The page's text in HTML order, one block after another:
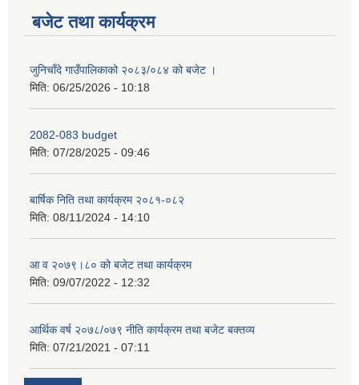
बजेट तथा कार्यक्रम
जुनिचाँदे गाउँपालिकाको २०८३/०८४ को बजेट ।
मिति: 06/25/2026 - 10:18
2082-083 budget
मिति: 07/28/2025 - 09:46
बार्षिक निति तथा कार्यक्रम २०८१-०८२
मिति: 08/11/2024 - 14:10
आ व २०७९।८० को बजेट तथा कार्यक्रम
मिति: 09/07/2022 - 12:32
आर्थिक वर्ष २०७८/०७९ नीति कार्यक्रम तथा बजेट बक्तव्य
मिति: 07/21/2021 - 07:11